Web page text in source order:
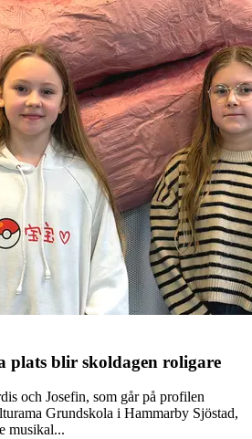
plats blir skoldagen roligare
och Josefin, som går på profilen
Grundskola i Hammarby Sjöstad,
musikal...